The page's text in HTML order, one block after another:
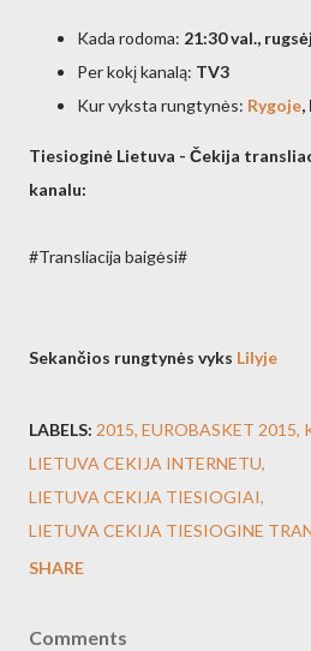
Kada rodoma: 21:30 val.,
Per kokį kanalą: TV3
Kur vyksta rungtynės: Rygoje,
Tiesioginė Lietuva - Čekija
kanalu:
#Transliacija baigėsi#
Sekančios rungtynės vyks Lilyje
LABELS: 2015 EUROBASKET 2015
LIETUVA CEKIJA INTERNETU
LIETUVA CEKIJA TIESIOGIAI
LIETUVA CEKIJA TIESIOGINE
SHARE
Comments